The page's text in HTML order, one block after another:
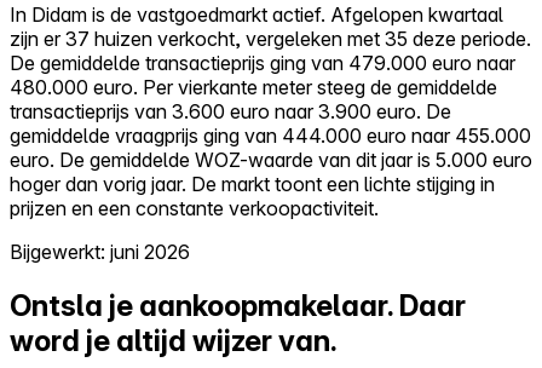
In Didam is de vastgoedmarkt actief. Afgelopen kwartaal
zijn er 37 huizen verkocht, vergeleken met 35 deze periode.
De gemiddelde transactieprijs ging van 479.000 euro naar
480.000 euro. Per vierkante meter steeg de gemiddelde
transactieprijs van 3.600 euro naar 3.900 euro. De
gemiddelde vraagprijs ging van 444.000 euro naar 455.000
euro. De gemiddelde WOZ-waarde van dit jaar is 5.000 euro
hoger dan vorig jaar. De markt toont een lichte stijging in
prijzen en een constante verkoopactiviteit.
Bijgewerkt: juni 2026
Ontsla je aankoopmakelaar. Daar
word je altijd wijzer van.